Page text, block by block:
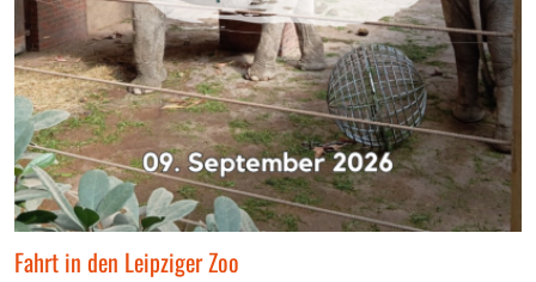
Fahrt in den Leipziger Zoo